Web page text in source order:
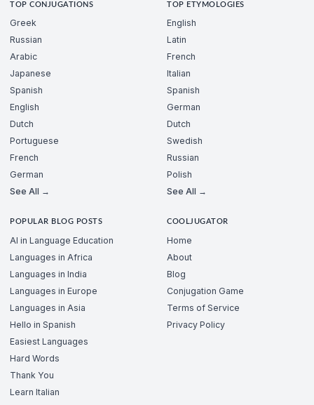
TOP CONJUGATIONS
Greek
Russian
Arabic
Japanese
Spanish
English
Dutch
Portuguese
French
German
See All →
TOP ETYMOLOGIES
English
Latin
French
Italian
Spanish
German
Dutch
Swedish
Russian
Polish
See All →
POPULAR BLOG POSTS
AI in Language Education
Languages in Africa
Languages in India
Languages in Europe
Languages in Asia
Hello in Spanish
Easiest Languages
Hard Words
Thank You
Learn Italian
COOLJUGATOR
Home
About
Blog
Conjugation Game
Terms of Service
Privacy Policy